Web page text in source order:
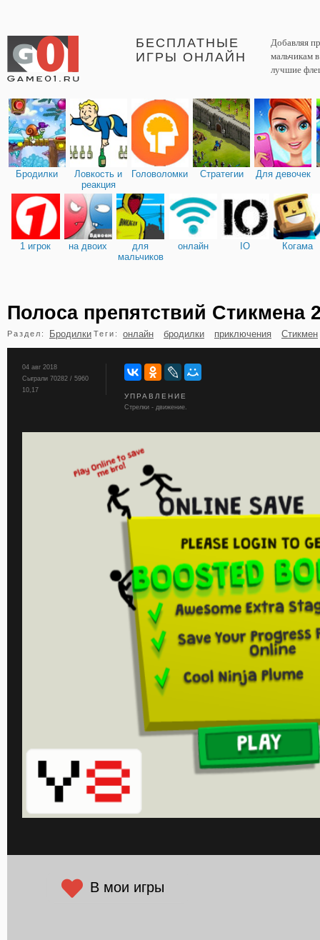
БЕСПЛАТНЫЕ
ИГРЫ ОНЛАЙН
Добавляя
мальчикам
лучшие
Бродилки
Ловкость и
реакция
Головоломки Стратегии Для девочек
1 игрок на двоих
для
мальчиков
онлайн IO Когама
бильярд карты
Полоса препятствий Стикмена
Раздел: Бродилки Теги: онлайн бродилки приключения Стикмен
04 авг 2018
Сыграли 70282 / 5960
10,17
УПРАВЛЕНИЕ
Стрелки - движение.
В мои игры